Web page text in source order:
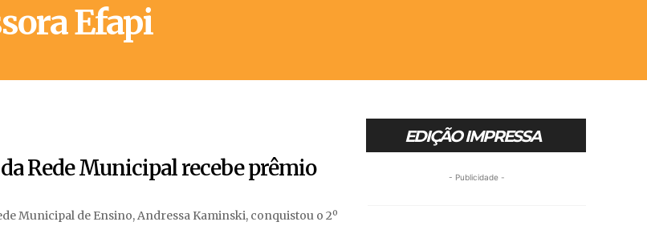
Efapi
Rede Municipal recebe prêmio
Municipal de Ensino, Andressa Kaminski, conquistou o 2º
EDIÇÃO IMPRESSA
- Publicidade -